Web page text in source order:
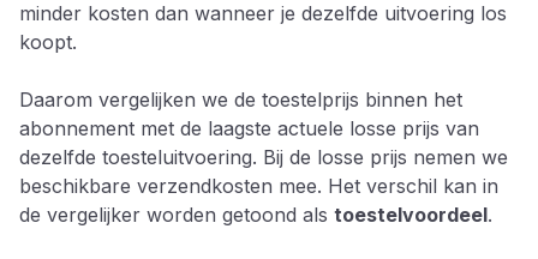
minder kosten dan wanneer je dezelfde uitvoering los
koopt.
Daarom vergelijken we de toestelprijs binnen het
abonnement met de laagste actuele losse prijs van
dezelfde toesteluitvoering. Bij de losse prijs nemen we
beschikbare verzendkosten mee. Het verschil kan in
de vergelijker worden getoond als toestelvoordeel.